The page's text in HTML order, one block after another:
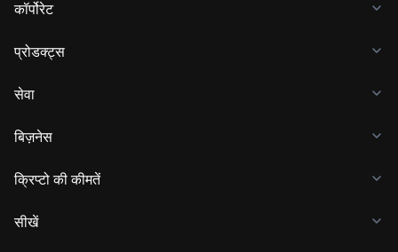
कॉर्पोरेट
प्रोडक्ट्स
सेवा
बिज़नेस
क्रिप्टो की कीमतें
सीखें